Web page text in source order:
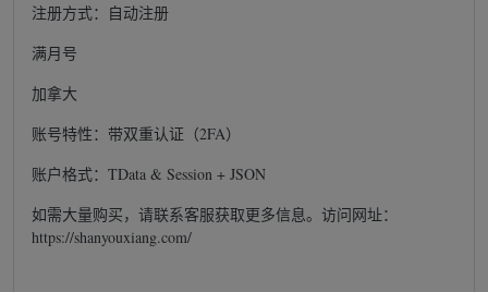
注册方式：自动注册
满月号
加拿大
账号特性：带双重认证（2FA）
账户格式：TData & Session + JSON
如需大量购买，请联系客服获取更多信息。访问网址：
https://shanyouxiang.com/